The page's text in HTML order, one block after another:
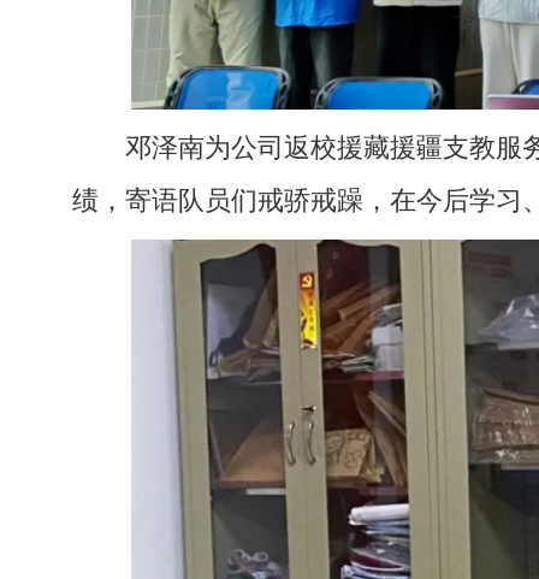
邓泽南为公司返校援藏援疆支教服
绩，寄语队员们戒骄戒躁，在今后学习